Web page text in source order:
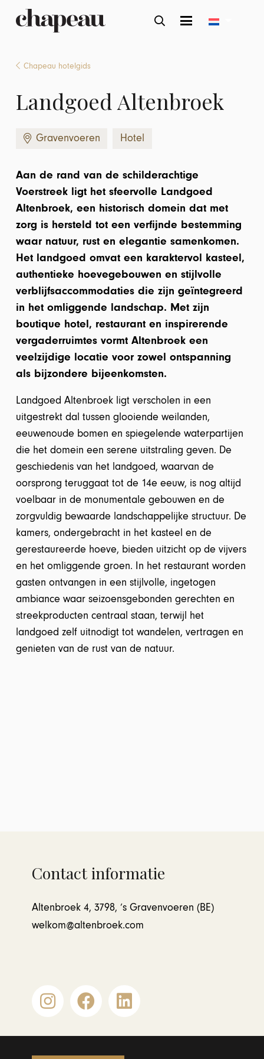
Chapeau hotelgids
Landgoed Altenbroek
Gravenvoeren Hotel
Aan de rand van de schilderachtige
Voerstreek ligt het sfeervolle Landgoed
Altenbroek, een historisch domein dat met
zorg is hersteld tot een verfijnde bestemming
waar natuur, rust en elegantie samenkomen.
Het landgoed omvat een karaktervol kasteel,
authentieke hoevegebouwen en stijlvolle
verblijfsaccommodaties die zijn geïntegreerd
in het omliggende landschap. Met zijn
boutique hotel, restaurant en inspirerende
vergaderruimtes vormt Altenbroek een
veelzijdige locatie voor zowel ontspanning
als bijzondere bijeenkomsten.
Landgoed Altenbroek ligt verscholen in een
uitgestrekt dal tussen glooiende weilanden,
eeuwenoude bomen en spiegelende waterpartijen
die het domein een serene uitstraling geven. De
geschiedenis van het landgoed, waarvan de
oorsprong teruggaat tot de 14e eeuw, is nog altijd
voelbaar in de monumentale gebouwen en de
zorgvuldig bewaarde landschappelijke structuur. De
kamers, ondergebracht in het kasteel en de
gerestaureerde hoeve, bieden uitzicht op de vijvers
en het omliggende groen. In het restaurant worden
gasten ontvangen in een stijlvolle, ingetogen
ambiance waar seizoensgebonden gerechten en
streekproducten centraal staan, terwijl het
landgoed zelf uitnodigt tot wandelen, vertragen en
genieten van de rust van de natuur.
Contact informatie
Altenbroek 4, 3798, ’s Gravenvoeren (BE)
welkom@altenbroek.com